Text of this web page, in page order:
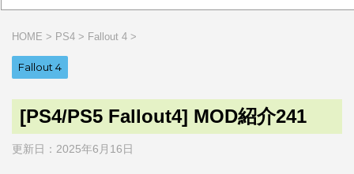
HOME > PS4 > Fallout 4 >
Fallout 4
[PS4/PS5 Fallout4] MOD紹介241
更新日： 2025年6月16日